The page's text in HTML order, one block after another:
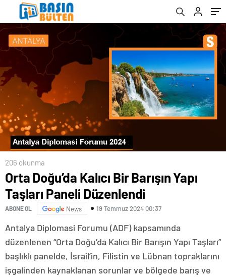
206 okunma
Orta Doğu’da Kalıcı Bir Barışın Yapı
Taşları Paneli Düzenlendi
ABONE OL News 19 Temmuz 2024 00:37
Antalya Diplomasi Forumu (ADF) kapsamında
düzenlenen “Orta Doğu’da Kalıcı Bir Barışın Yapı Taşları”
başlıklı panelde, İsrail’in, Filistin ve Lübnan topraklarını
işgalinden kaynaklanan sorunlar ve bölgede barış ve